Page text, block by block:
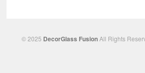
© 2025 DecorGlass Fusion All Rights